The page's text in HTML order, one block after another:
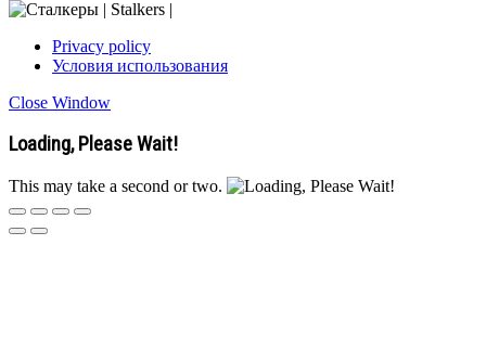
Privacy policy
Условия использования
Close Window
Loading, Please Wait!
This may take a second or two.